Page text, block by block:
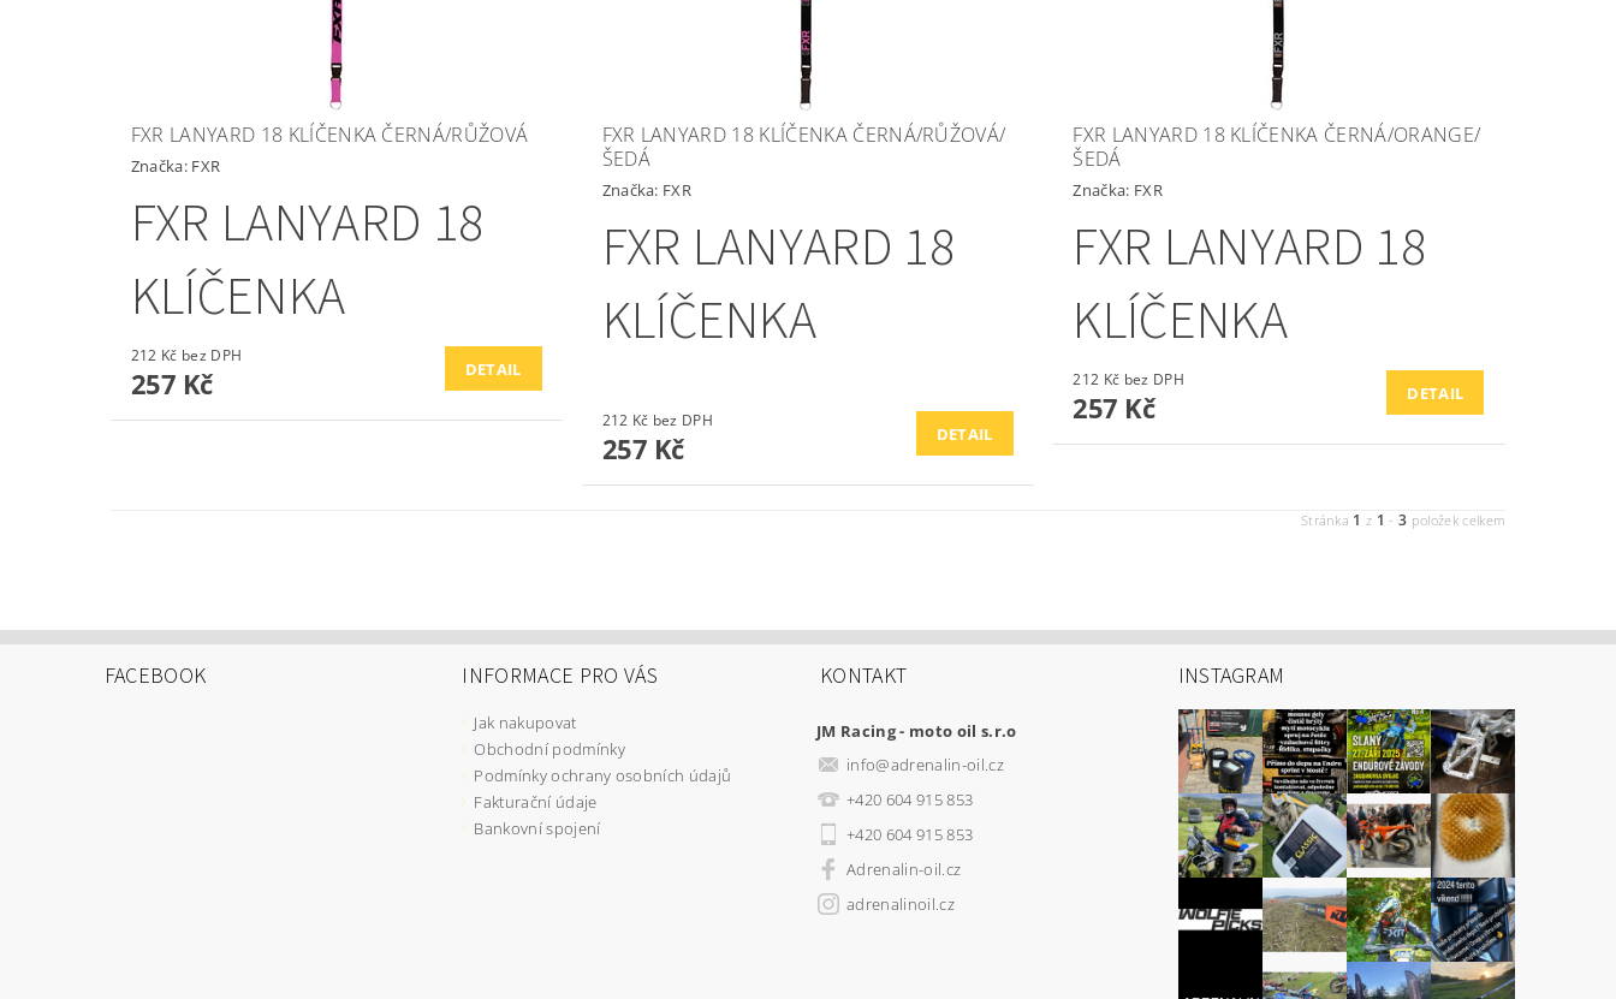
FXR LANYARD 18 KLÍČENKA ČERNÁ/RŮŽOVÁ
Značka: FXR
FXR LANYARD 18
KLÍČENKA
212 Kč bez DPH
257 Kč DETAIL
FXR LANYARD 18 KLÍČENKA ČERNÁ/RŮŽOVÁ/
ŠEDÁ
Značka: FXR
FXR LANYARD 18
KLÍČENKA
212 Kč bez DPH
257 Kč DETAIL
FXR LANYARD 18 KLÍČENKA ČERNÁ/ORANGE/
ŠEDÁ
Značka: FXR
FXR LANYARD 18
KLÍČENKA
212 Kč bez DPH
257 Kč DETAIL
Stránka 1 z 1 -3 položek celkem
FACEBOOK INFORMACE PRO VÁS
Jak nakupovat
Obchodní podmínky
Podmínky ochrany osobních údajů
Fakturační údaje
Bankovní spojení
KONTAKT
JM Racing - moto oil s.r.o
info@adrenalin-oil.cz
+420 604 915 853
+420 604 915 853
Adrenalin-oil.cz
adrenalinoil.cz
INSTAGRAM